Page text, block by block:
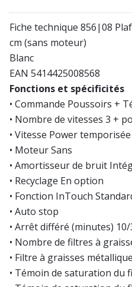
Fiche technique 856|08
cm (sans moteur)
Blanc
EAN 5414425008568
Fonctions et spécificités
• Commande Poussoirs +
• Nombre de vitesses 3 +
• Vitesse Power
• Moteur Sans
• Amortisseur de bruit
• Recyclage En option
• Fonction InTouch
• Auto stop
• Arrêt différé (minutes) 10/
• Nombre de filtres à
• Filtre à graisses
• Témoin de saturation du